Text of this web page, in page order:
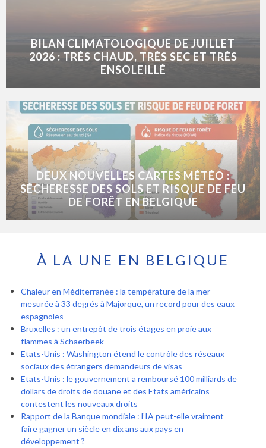
BILAN CLIMATOLOGIQUE DE JUILLET
2026 : TRÈS CHAUD, TRÈS SEC ET TRÈS
ENSOLEILLÉ
DEUX NOUVELLES CARTES MÉTÉO :
SÉCHERESSE DES SOLS ET RISQUE DE FEU
DE FORÊT EN BELGIQUE
À LA UNE EN BELGIQUE
Chaleur en Méditerranée : la température de la mer
mesurée à 33 degrés à Majorque, un record pour des eaux
espagnoles
Bruxelles : un entrepôt de trois étages en proie aux
flammes à Schaerbeek
Etats-Unis : Washington étend le contrôle des réseaux
sociaux des étrangers demandeurs de visas
Etats-Unis : le gouvernement a remboursé 100 milliards de
dollars de droits de douane et des Etats américains
contestent les nouveaux droits
Rapport de la Banque mondiale : l’IA peut-elle vraiment
faire gagner un siècle en dix ans aux pays en
développement ?